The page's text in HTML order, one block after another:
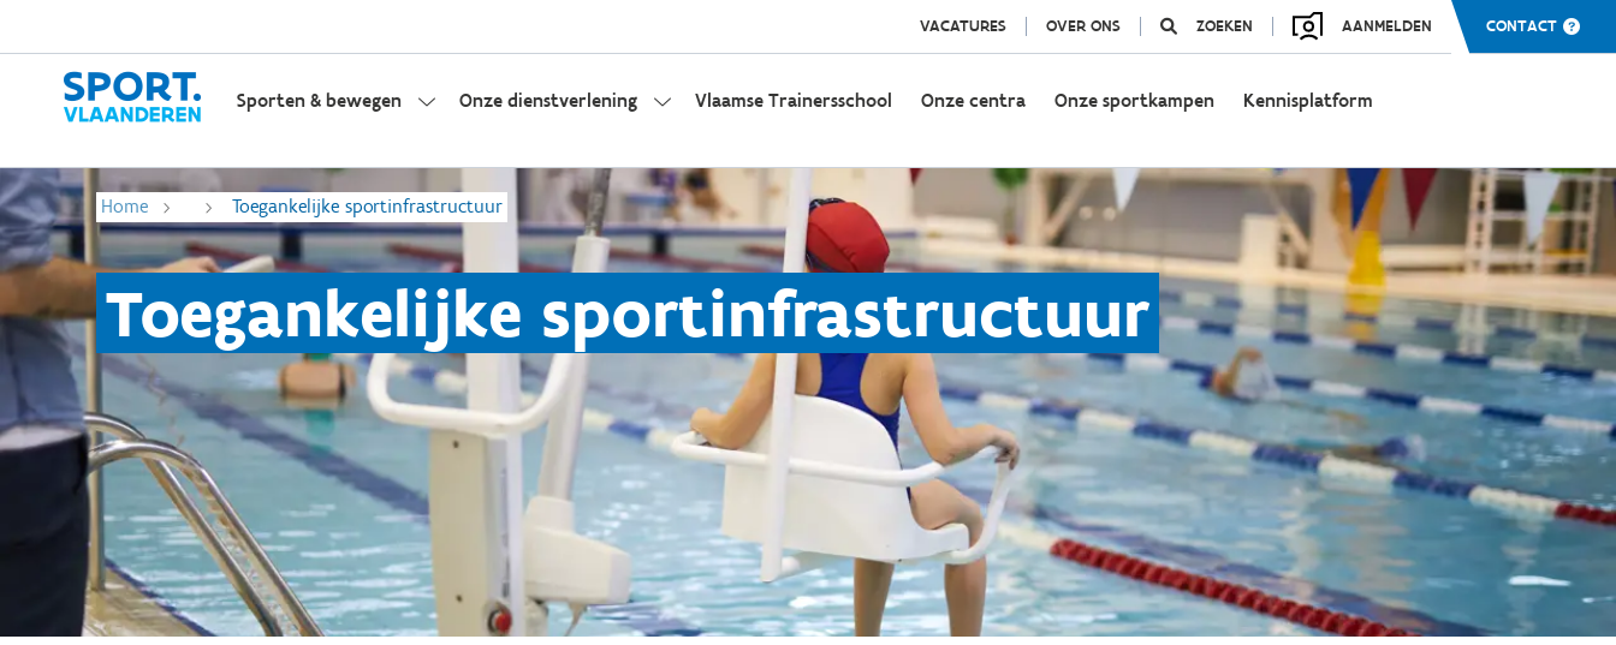
VACATURES OVER ONS ZOEKEN AANMELDEN CONTACT
Sporten & bewegen Onze dienstverlening Vlaamse Trainersschool Onze centra Onze sportkampen Kennisplatform
Home Toegankelijke sportinfrastructuur
Toegankelijke sportinfrastructuur